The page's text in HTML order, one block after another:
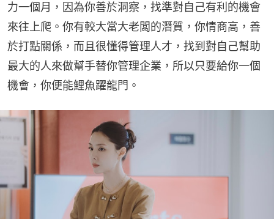
力一個月，因為你善於洞察，找準對自己有利的機會
來往上爬。你有較大當大老闆的潛質，你情商高，善
於打點關係，而且很懂得管理人才，找到對自己幫助
最大的人來做幫手替你管理企業，所以只要給你一個
機會，你便能鯉魚躍龍門。